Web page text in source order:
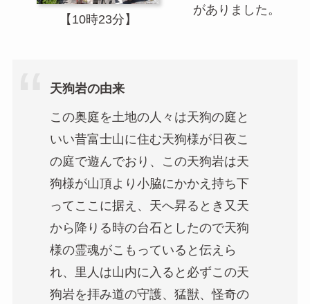
【10時23分】
がありました。
天狗岩の由来
この奥庭を土地の人々は天狗の庭と
いい昔富士山に住む天狗様が日夜こ
の庭で遊んでおり、この天狗岩は天
狗様が山頂より小脇にかかえ持ち下
ってここに据え、天へ昇るとき又天
から降りる時の台石としたので天狗
様の霊魂がこもっていると伝えら
れ、里人は山内に入ると必ずこの天
狗岩を拝み道の守護、猛獣、怪奇の